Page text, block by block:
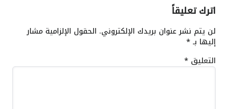
اترك تعليقاً
لن يتم نشر عنوان بريدك الإلكتروني. الحقول الإلزامية مشار
إليها بـ*
التعليق *